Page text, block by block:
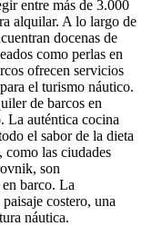
entre más de 3.000
alquilar. A lo largo de
docenas de
como perlas en
ofrecen servicios
el turismo náutico.
de barcos en
La auténtica cocina
el sabor de la dieta
como las ciudades
son
barco. La
costero, una
náutica.